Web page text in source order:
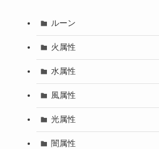
ルーン
火属性
水属性
風属性
光属性
闇属性